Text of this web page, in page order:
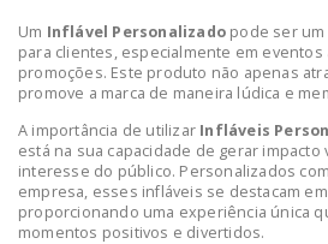
Um Inflável Personalizado pode ser
para clientes, especialmente em eventos
promoções. Este produto não apenas
promove a marca de maneira lúdica e
A importância de utilizar Infláveis
está na sua capacidade de gerar
interesse do público. Personalizados
empresa, esses infláveis se destacam
proporcionando uma experiência única
momentos positivos e divertidos.